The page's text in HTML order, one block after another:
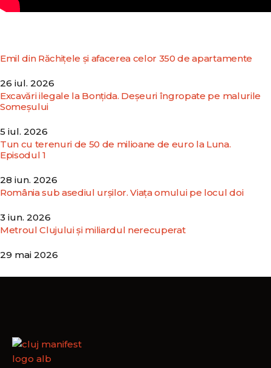
Emil din Răchițele și afacerea celor 350 de apartamente
26 iul. 2026
Excavări ilegale la Bonțida. Deșeuri îngropate pe malurile
Someșului
5 iul. 2026
Tun cu terenuri de 50 de milioane de euro la Luna.
Episodul 1
28 iun. 2026
România sub asediul urșilor. Viața omului pe locul doi
3 iun. 2026
Metroul Clujului și miliardul nerecuperat
29 mai 2026